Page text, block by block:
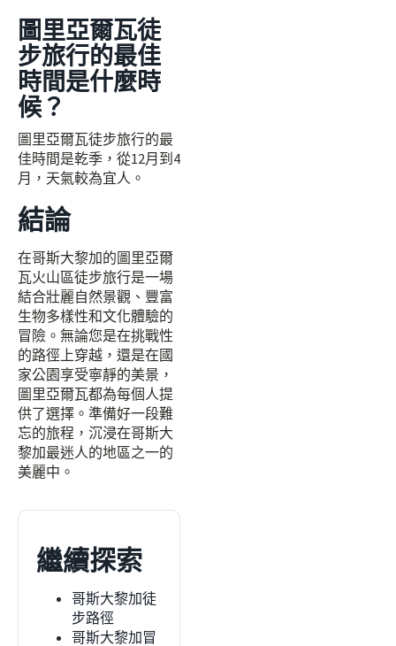
圖里亞爾瓦徒
步旅行的最佳
時間是什麼時
候？
圖里亞爾瓦徒步旅行的最
佳時間是乾季，從12月到4
月，天氣較為宜人。
結論
在哥斯大黎加的圖里亞爾
瓦火山區徒步旅行是一場
結合壯麗自然景觀、豐富
生物多樣性和文化體驗的
冒險。無論您是在挑戰性
的路徑上穿越，還是在國
家公園享受寧靜的美景，
圖里亞爾瓦都為每個人提
供了選擇。準備好一段難
忘的旅程，沉浸在哥斯大
黎加最迷人的地區之一的
美麗中。
繼續探索
哥斯大黎加徒
步路徑
哥斯大黎加冒